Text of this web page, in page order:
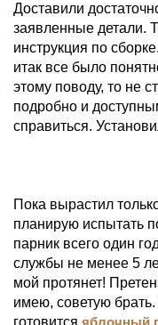
Доставили
заявленные детали.
инструкция по
итак все было
этому поводу, то не
подробно и
справиться.
Пока вырастил
планирую испытать
парник всего один
службы не менее 5
мой протянет!
имею, советую брать.
готовится яблочный